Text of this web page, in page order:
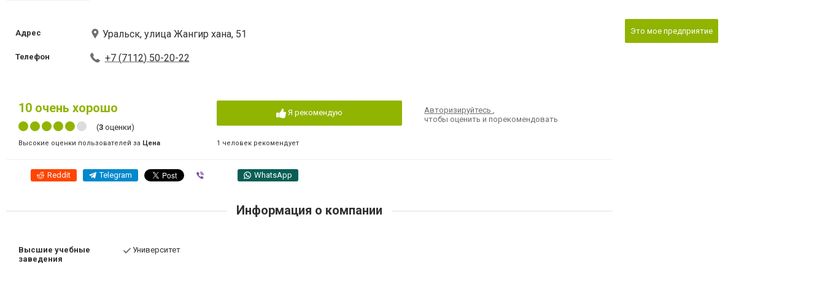
Адрес Уральск, улица Жангир хана, 51
Телефон +7 (7112) 50-20-22
10 очень хорошо
(3 оценки)
Высокие оценки пользователей за Цена
Я рекомендую
1 человек рекомендует
Авторизируйтесь,
чтобы оценить и порекомендовать
Reddit Telegram WhatsApp
Информация о компании
Высшие учебные
заведения
Университет
Это мое предприятие